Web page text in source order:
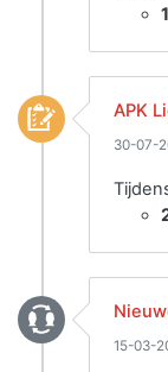
APK
30-07-
15-03-